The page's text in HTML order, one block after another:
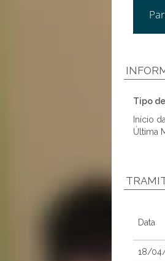
Tipo
Início
Última
Data
18/